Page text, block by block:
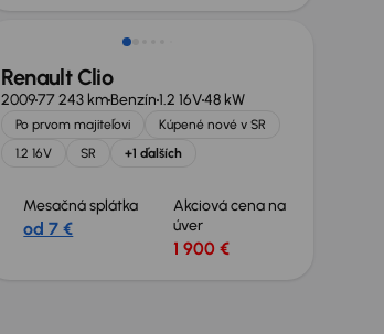
Renault Clio
200977 243 kmBenzín1.2 16V48 kW
Po prvom majiteľovi
Kúpené nové v SR
1.2 16V
SR +1 ďalších
Mesačná splátka
od 7 €
Akciová cena na
úver
1 900 €